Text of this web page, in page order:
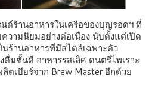
ด์ร้านอาหารในเครือของบุญรอดฯ ที่
วามนิยมอย่างต่อเนื่อง นับตั้งแต่เปิด
ร้านอาหารที่มีสไตล์เฉพาะตัว
ดื่มชั้นดี อาหารรสเลิศ ดนตรีไพเราะ
ลิตเบียร์จาก Brew Master อีกด้วย